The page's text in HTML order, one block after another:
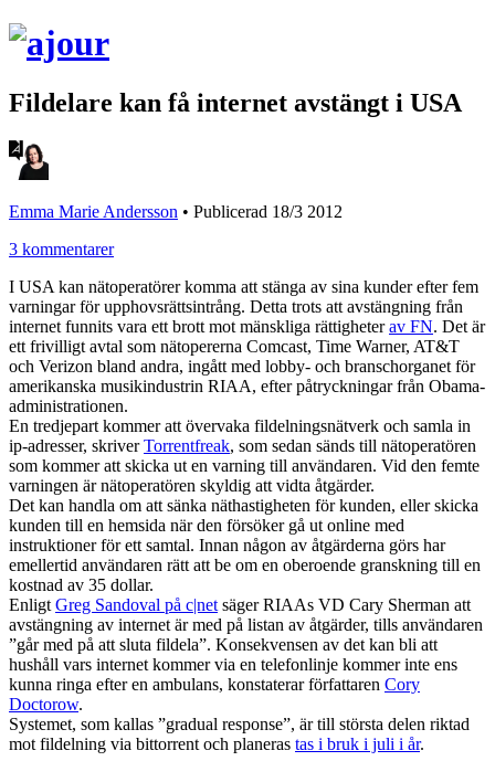
Fildelare kan få internet avstängt i USA
Emma Marie Andersson • Publicerad 18/3 2012
3 kommentarer
I USA kan nätoperatörer komma att stänga av sina kunder efter fem
varningar för upphovsrättsintrång. Detta trots att avstängning från
internet funnits vara ett brott mot mänskliga rättigheterav FN. Det är
ett frivilligt avtal som nätopererna Comcast, Time Warner, AT&T
och Verizon bland andra, ingått med lobby- och branschorganet för
amerikanska musikindustrin RIAA, efter påtryckningar från Obama-
administrationen.
En tredjepart kommer att övervaka fildelningsnätverk och samla in
ip-adresser, skriverTorrentfreak, som sedan sänds till nätoperatören
som kommer att skicka ut en varning till användaren. Vid den femte
varningen är nätoperatören skyldig att vidta åtgärder.
Det kan handla om att sänka näthastigheten för kunden, eller skicka
kunden till en hemsida när den försöker gå ut online med
instruktioner för ett samtal. Innan någon av åtgärderna görs har
emellertid användaren rätt att be om en oberoende granskning till en
kostnad av 35 dollar.
Enligt Greg Sandoval på c|net säger RIAAs VD Cary Sherman att
avstängning av internet är med på listan av åtgärder, tills användaren
”går med på att sluta fildela”. Konsekvensen av det kan bli att
hushåll vars internet kommer via en telefonlinje kommer inte ens
kunna ringa efter en ambulans, konstaterar författaren Cory
Doctorow.
Systemet, som kallas ”gradual response”, är till största delen riktad
mot fildelning via bittorrent och planeras tas i bruk i juli i år.